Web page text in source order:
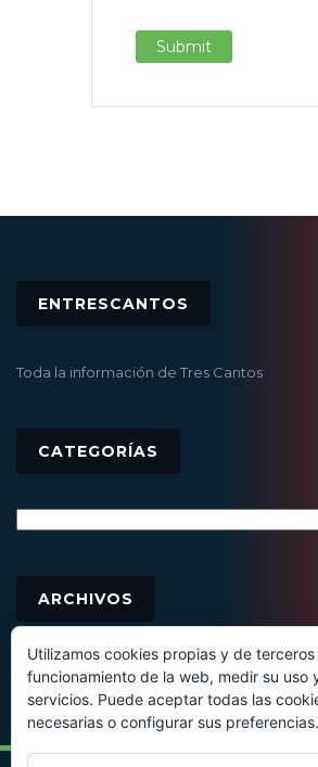
ENTRESCANTOS
Toda la información de Tres Cantos
CATEGORÍAS
ARCHIVOS
Utilizamos cookies propias y de
funcionamiento de la web, medir su uso
servicios. Puede aceptar todas las
necesarias o configurar sus preferencias.